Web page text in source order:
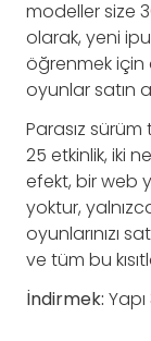
modeller size
olarak, yeni
öğrenmek için
oyunlar satın
Parasız
25 etkinlik, iki
efekt, bir web
yoktur,
oyunlarınızı
ve tüm bu
İndirmek: Yapı